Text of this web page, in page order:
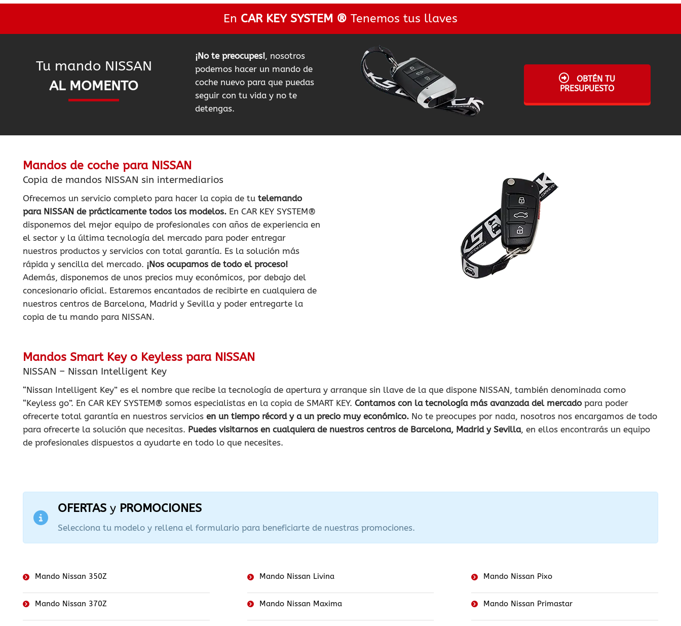
En CAR KEY SYSTEM ® Tenemos tus llaves
Tu mando NISSAN
AL MOMENTO
¡No te preocupes!, nosotros
podemos hacer un mando de
coche nuevo para que puedas
seguir con tu vida y no te
detengas.
OBTÉN TU
PRESUPUESTO
Mandos de coche para NISSAN
Copia de mandos NISSAN sin intermediarios
Ofrecemos un servicio completo para hacer la copia de tu telemando
para NISSAN de prácticamente todos los modelos. En CAR KEY SYSTEM®
disponemos del mejor equipo de profesionales con años de experiencia en
el sector y la última tecnología del mercado para poder entregar
nuestros productos y servicios con total garantía. Es la solución más
rápida y sencilla del mercado. ¡Nos ocupamos de todo el proceso!
Además, disponemos de unos precios muy económicos, por debajo del
concesionario oficial. Estaremos encantados de recibirte en cualquiera de
nuestros centros de Barcelona, Madrid y Sevilla y poder entregarte la
copia de tu mando para NISSAN.
Mandos Smart Key o Keyless para NISSAN
NISSAN – Nissan Intelligent Key
“Nissan Intelligent Key” es el nombre que recibe la tecnología de apertura y arranque sin llave de la que dispone NISSAN, también denominada como
“Keyless go”. En CAR KEY SYSTEM® somos especialistas en la copia de SMART KEY. Contamos con la tecnología más avanzada del mercadopara poder
ofrecerte total garantía en nuestros servicios en un tiempo récord y a un precio muy económico. No te preocupes por nada, nosotros nos encargamos de todo
para ofrecerte la solución que necesitas. Puedes visitarnos en cualquiera de nuestros centros de Barcelona, Madrid y Sevilla, en ellos encontrarás un equipo
de profesionales dispuestos a ayudarte en todo lo que necesites.
OFERTAS y PROMOCIONES
Selecciona tu modelo y rellena el formulario para beneficiarte de nuestras promociones.
Mando Nissan 350Z
Mando Nissan 370Z
Mando Nissan Livina
Mando Nissan Maxima
Mando Nissan Pixo
Mando Nissan Primastar